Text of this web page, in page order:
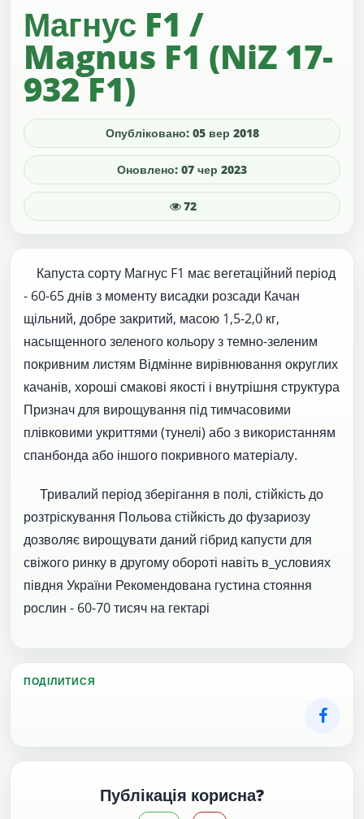
Магнус F1 /
Magnus F1 (NiZ 17-
932 F1)
Опубліковано: 05 вер 2018
Оновлено: 07 чер 2023
72
Капуста сорту Магнус F1 має вегетаційний період
- 60-65 днів з моменту висадки розсади Качан
щільний, добре закритий, масою 1,5-2,0 кг,
насыщенного зеленого кольору з темно-зеленим
покривним листям Відмінне вирівнювання округлих
качанів, хороші смакові якості і внутрішня структура
Признач для вирощування під тимчасовими
плівковими укриттями (тунелі) або з використанням
спанбонда або іншого покривного матеріалу.
Тривалий період зберігання в полі, стійкість до
розтріскування Польова стійкість до фузариозу
дозволяє вирощувати даний гібрид капусти для
свіжого ринку в другому обороті навіть в_условиях
півдня України Рекомендована густина стояння
рослин - 60-70 тисяч на гектарі
ПОДІЛИТИСЯ
Публікація корисна?